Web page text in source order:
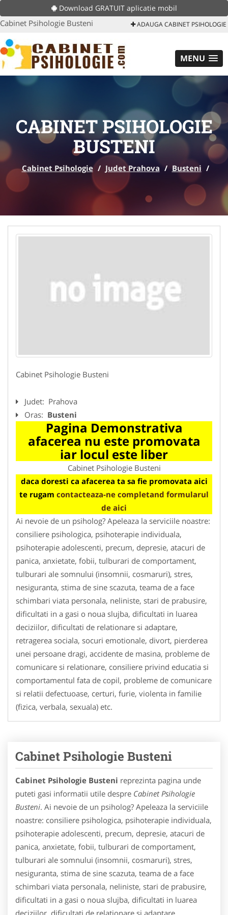
Download GRATUIT aplicatie mobil
Cabinet Psihologie Busteni ADAUGA CABINET PSIHOLOGIE
MENU
CABINET PSIHOLOGIE
BUSTENI
Cabinet Psihologie / Judet Prahova / Busteni /
Cabinet Psihologie Busteni
Judet: Prahova
Oras: Busteni
Pagina Demonstrativa
afacerea nu este promovata
iar locul este liber
Cabinet Psihologie Busteni
daca doresti ca afacerea ta sa fie promovata aici
te rugam contacteaza-ne completand formularul
de aici
Ai nevoie de un psiholog? Apeleaza la serviciile noastre:
consiliere psihologica, psihoterapie individuala,
psihoterapie adolescenti, precum, depresie, atacuri de
panica, anxietate, fobii, tulburari de comportament,
tulburari ale somnului (insomnii, cosmaruri), stres,
nesiguranta, stima de sine scazuta, teama de a face
schimbari viata personala, neliniste, stari de prabusire,
dificultati in a gasi o noua slujba, dificultati in luarea
deciziilor, dificultati de relationare si adaptare,
retragerea sociala, socuri emotionale, divort, pierderea
unei persoane dragi, accidente de masina, probleme de
comunicare si relationare, consiliere privind educatia si
comportamentul fata de copil, probleme de comunicare
si relatii defectuoase, certuri, furie, violenta in familie
(fizica, verbala, sexuala) etc.
Cabinet Psihologie Busteni
Cabinet Psihologie Busteni reprezinta pagina unde
puteti gasi informatii utile despre Cabinet Psihologie
Busteni. Ai nevoie de un psiholog? Apeleaza la serviciile
noastre: consiliere psihologica, psihoterapie individuala,
psihoterapie adolescenti, precum, depresie, atacuri de
panica, anxietate, fobii, tulburari de comportament,
tulburari ale somnului (insomnii, cosmaruri), stres,
nesiguranta, stima de sine scazuta, teama de a face
schimbari viata personala, neliniste, stari de prabusire,
dificultati in a gasi o noua slujba, dificultati in luarea
deciziilor, dificultati de relationare si adaptare,